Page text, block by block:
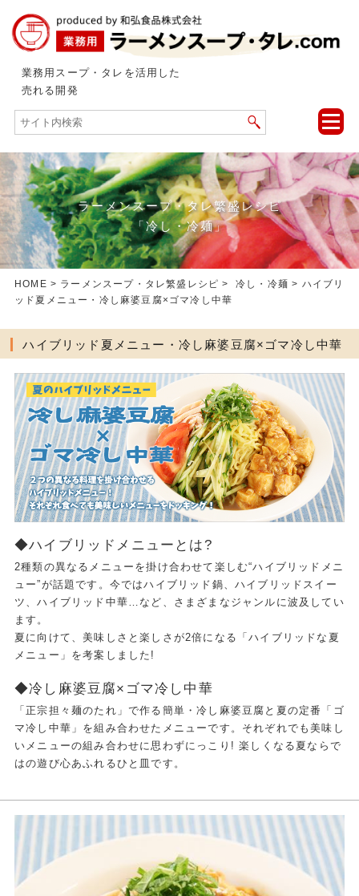
業務用スープ・タレを活用した
売れる開発
toggle
ラーメンスープ・タレ繁盛レシピ
「冷し・冷麺」
HOME > ラーメンスープ・タレ繁盛レシピ >冷し・冷麺 > ハイブリ
ッド夏メニュー・冷し麻婆豆腐×ゴマ冷し中華
ハイブリッド夏メニュー・冷し麻婆豆腐×ゴマ冷し中華
◆ハイブリッドメニューとは?
2種類の異なるメニューを掛け合わせて楽しむ“ハイブリッドメニ
ュー”が話題です。今ではハイブリッド鍋、ハイブリッドスイー
ツ、ハイブリッド中華…など、さまざまなジャンルに波及してい
ます。
夏に向けて、美味しさと楽しさが2倍になる「ハイブリッドな夏
メニュー」を考案しました!
◆冷し麻婆豆腐×ゴマ冷し中華
「正宗担々麺のたれ」で作る簡単・冷し麻婆豆腐と夏の定番「ゴ
マ冷し中華」を組み合わせたメニューです。それぞれでも美味し
いメニューの組み合わせに思わずにっこり! 楽しくなる夏ならで
はの遊び心あふれるひと皿です。